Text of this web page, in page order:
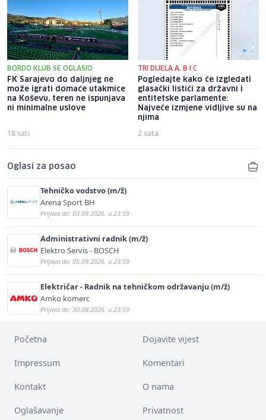
BORDO KLUB SE OGLASIO
FK Sarajevo do daljnjeg ne
može igrati domaće utakmice
na Koševu, teren ne ispunjava
ni minimalne uslove
18 sati
TRI DIJELA A, B I C
Pogledajte kako će izgledati
glasački listići za državni i
entitetske parlamente:
Najveće izmjene vidljive su na
njima
2 sata
Oglasi za posao
Tehničko vodstvo (m/ž)
Arena Sport BH
Prijava do: 03.09.2026. u 23:59
Administrativni radnik (m/ž)
Elektro Servis - BOSCH
Prijava do: 05.09.2026. u 23:59
Električar - Radnik na tehničkom održavanju (m/ž)
Amko komerc
Prijava do: 30.08.2026. u 23:59
Početna Dojavite vijest
Impressum Komentari
Kontakt O nama
Oglašavanje Privatnost